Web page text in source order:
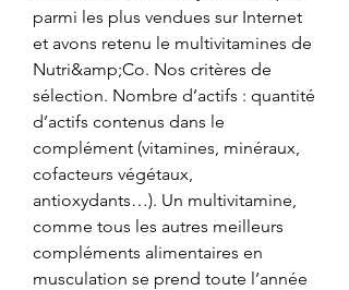
parmi les plus vendues sur Internet
et avons retenu le multivitamines de
Nutri&amp;Co. Nos critères de
sélection. Nombre d’actifs : quantité
d’actifs contenus dans le
complément (vitamines, minéraux,
cofacteurs végétaux,
antioxydants…). Un multivitamine,
comme tous les autres meilleurs
compléments alimentaires en
musculation se prend toute l’année